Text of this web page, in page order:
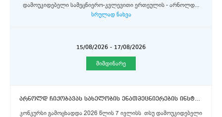
დამოუკიდებელი სამეცნიერო-კვლევითი ერთეულის - არნოლდ...
სრულად ნახვა
15/08/2026 - 17/08/2026
მიმდინარე
არნოლდ ჩიქობავას სახელობის ენათმეცნიერების ინსტიტუტი - ქართველურ ენათა განყოფილების მეცნიერი თანამშრომელი
კონკურსი გამოცხადდა 2026 წლის 7 ივლისს თსუ დამოუკიდებელი